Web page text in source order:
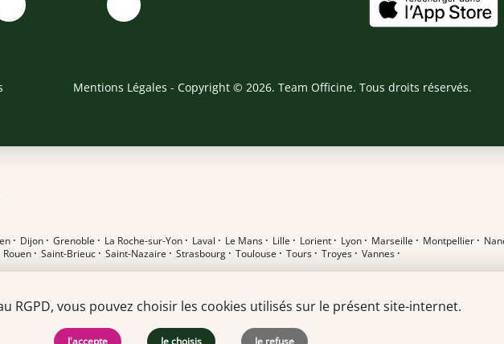
Mentions Légales - Copyright © 2026. Team Officine. Tous droits réservés.
· Dijon · Grenoble · La Roche-sur-Yon · Laval · Le Mans · Lille · Lorient · Lyon · Marseille · Montpellier ·
Rouen · Saint-Brieuc · Saint-Nazaire · Strasbourg · Toulouse · Tours · Troyes · Vannes ·
RGPD, vous pouvez choisir les cookies utilisés sur le présent site-internet.
J'accepte Je choisis Je refuse